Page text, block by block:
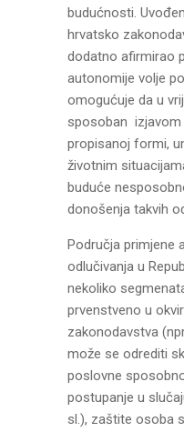
budućnosti.
hrvatsko
dodatno afirmirao
autonomije volje
omogućuje da u
sposoban
propisanoj formi,
životnim
buduće
donošenja takvih
Područja primjene
odlučivanja u
nekoliko
prvenstveno u
zakonodavstva
može se odrediti
poslovne
postupanje u
sl.), zaštite osoba